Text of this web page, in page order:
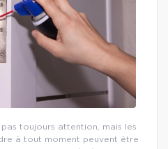
toujours attention, mais les
à tout moment peuvent être